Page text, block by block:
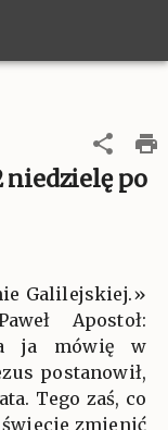
niedzielę po
Galilejskiej.»
Apostoł:
ja mówię w
postanowił,
Tego zaś, co
zmienić